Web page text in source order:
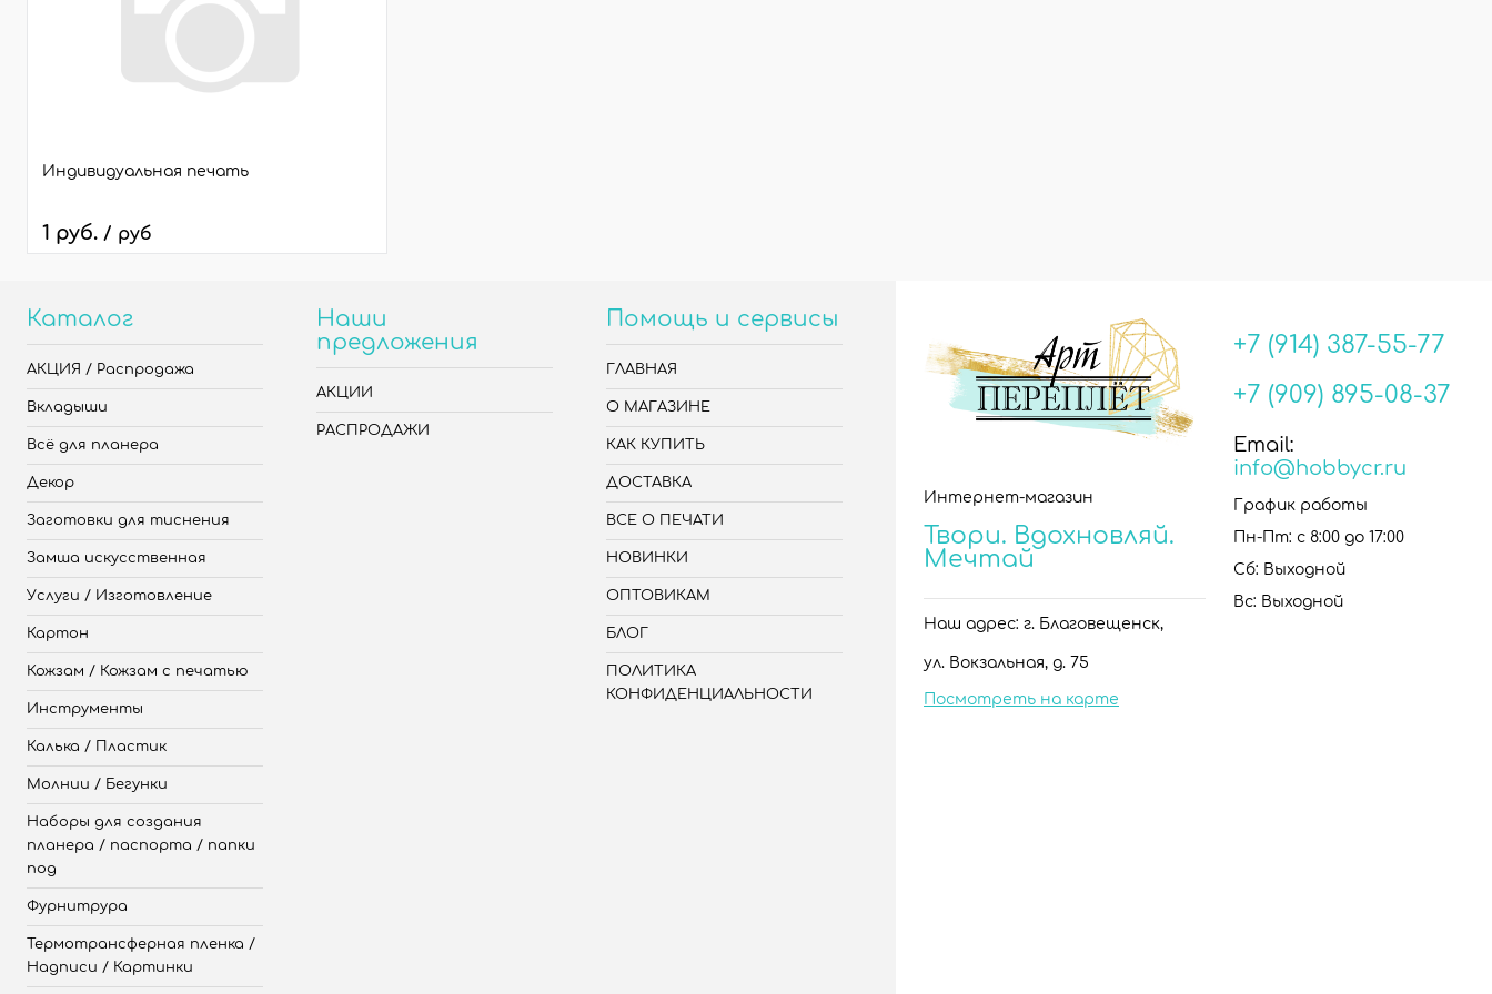
Индивидуальная печать
1 руб. / руб
Каталог
АКЦИЯ / Распродажа
Вкладыши
Всё для планера
Декор
Заготовки для тиснения
Замша искусственная
Услуги / Изготовление
Картон
Кожзам / Кожзам с печатью
Инструменты
Калька / Пластик
Молнии / Бегунки
Наборы для создания
планера / паспорта / папки
под
Фурнитрура
Термотрансферная пленка /
Надписи / Картинки
Наши
предложения
АКЦИИ
РАСПРОДАЖИ
Помощь и сервисы
ГЛАВНАЯ
О МАГАЗИНЕ
КАК КУПИТЬ
ДОСТАВКА
ВСЕ О ПЕЧАТИ
НОВИНКИ
ОПТОВИКАМ
БЛОГ
ПОЛИТИКА
КОНФИДЕНЦИАЛЬНОСТИ
Интернет-магазин
Твори. Вдохновляй.
Мечтай
Наш адрес: г. Благовещенск,
ул. Вокзальная, д. 75
Посмотреть на карте
+7 (914) 387-55-77
+7 (909) 895-08-37
Email:
info@hobbycr.ru
График работы
Пн-Пт: с 8:00 до 17:00
Сб: Выходной
Вс: Выходной